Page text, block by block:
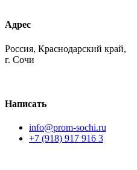
Адрес
Россия, Краснодарский край,
г. Сочи
Написать
info@prom-sochi.ru
+7 (918) 917 916 3